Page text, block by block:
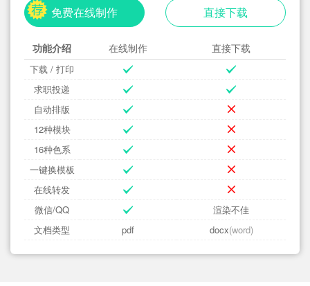
免费在线制作 直接下载
功能介绍 在线制作 直接下载
下载 / 打印
求职投递
自动排版
12种模块
16种色系
一键换模板
在线转发
微信/QQ
渲染不佳
文档类型
pdf docx(word)